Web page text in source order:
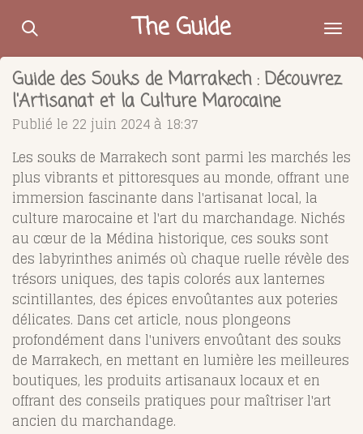
Passer
contenu
principal
The Guide
Guide des Souks de Marrakech : Découvrez
l'Artisanat et la Culture Marocaine
Publié le 22 juin 2024 à 18:37
Les souks de Marrakech sont parmi les marchés les
plus vibrants et pittoresques au monde, offrant une
immersion fascinante dans l'artisanat local, la
culture marocaine et l'art du marchandage. Nichés
au cœur de la Médina historique, ces souks sont
des labyrinthes animés où chaque ruelle révèle des
trésors uniques, des tapis colorés aux lanternes
scintillantes, des épices envoûtantes aux poteries
délicates. Dans cet article, nous plongeons
profondément dans l'univers envoûtant des souks
de Marrakech, en mettant en lumière les meilleures
boutiques, les produits artisanaux locaux et en
offrant des conseils pratiques pour maîtriser l'art
ancien du marchandage.